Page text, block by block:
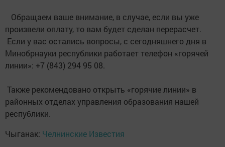
Обращаем ваше внимание, в случае, если вы уже
произвели оплату, то вам будет сделан перерасчет.
Если у вас остались вопросы, с сегодняшнего дня в
Минобрнауки республики работает телефон «горячей
линии»: +7 (843) 294 95 08.⠀
Также рекомендовано открыть «горячие линии» в
районных отделах управления образования нашей
республики.⠀
Чыганак: Челнинские Известия